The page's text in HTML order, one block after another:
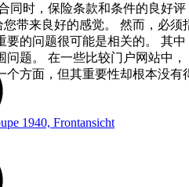
同时，保险条款和条件的良好评
带来良好的感觉。 然而，必须
要的问题很可能是相关的。 其中
题。 在一些比较门户网站中，
个方面，但其重要性却根本没有